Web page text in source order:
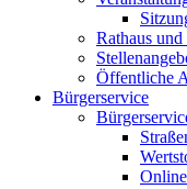
Rathaus
Öffentliche
Bürgerservice